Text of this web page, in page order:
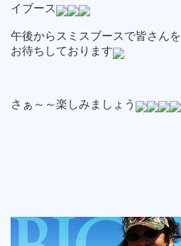
イブース
午後からスミスブースで皆さんを
お待ちしております
さぁ～～楽しみましょう